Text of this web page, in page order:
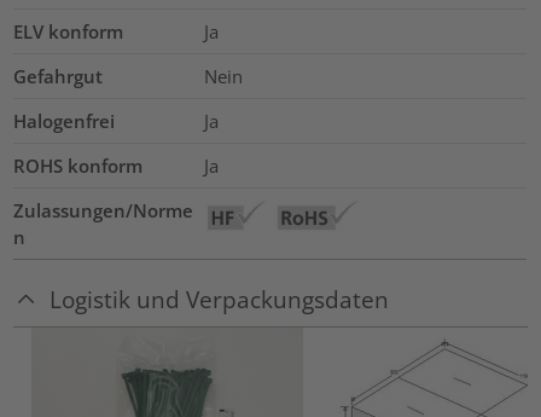
ELV konform
Ja
Gefahrgut
Nein
Halogenfrei
Ja
ROHS konform
Ja
Zulassungen/Norme
n
Logistik und Verpackungsdaten